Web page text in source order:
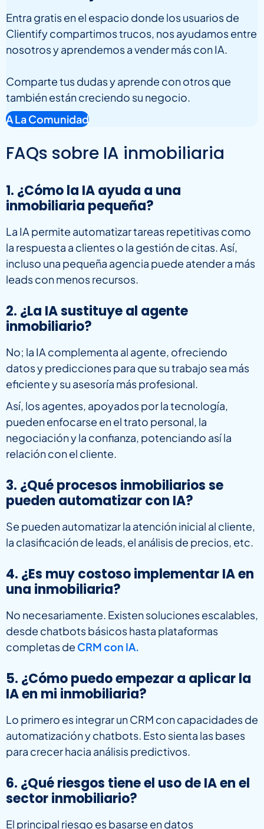
Entra gratis en el espacio donde los usuarios de
Clientify compartimos trucos, nos ayudamos entre
nosotros y aprendemos a vender más con IA.
Comparte tus dudas y aprende con otros que
también están creciendo su negocio.
A La Comunidad
FAQs sobre IA inmobiliaria
1. ¿Cómo la IA ayuda a una
inmobiliaria pequeña?
La IA permite automatizar tareas repetitivas como
la respuesta a clientes o la gestión de citas. Así,
incluso una pequeña agencia puede atender a más
leads con menos recursos.
2. ¿La IA sustituye al agente
inmobiliario?
No; la IA complementa al agente, ofreciendo
datos y predicciones para que su trabajo sea más
eficiente y su asesoría más profesional.
Así, los agentes, apoyados por la tecnología,
pueden enfocarse en el trato personal, la
negociación y la confianza, potenciando así la
relación con el cliente.
3. ¿Qué procesos inmobiliarios se
pueden automatizar con IA?
Se pueden automatizar la atención inicial al cliente,
la clasificación de leads, el análisis de precios, etc.
4. ¿Es muy costoso implementar IA en
una inmobiliaria?
No necesariamente. Existen soluciones escalables,
desde chatbots básicos hasta plataformas
completas de CRM con IA.
5. ¿Cómo puedo empezar a aplicar la
IA en mi inmobiliaria?
Lo primero es integrar un CRM con capacidades de
automatización y chatbots. Esto sienta las bases
para crecer hacia análisis predictivos.
6. ¿Qué riesgos tiene el uso de IA en el
sector inmobiliario?
El principal riesgo es basarse en datos